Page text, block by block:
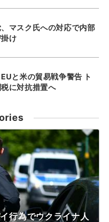
マスク氏への対応で内部
け
と米の貿易戦争警告 ト
に対抗措置へ
行為でウクライナ人